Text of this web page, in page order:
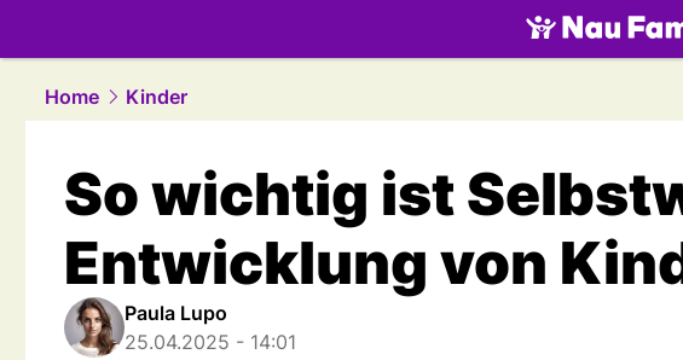
family.NAU.ch
Home
Kinder
So wichtig ist
Entwicklung von
Paula Lupo
25.04.2025 - 14:01